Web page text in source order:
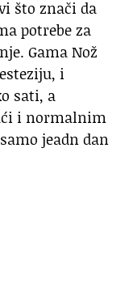
što znači da
potrebe za
Gama Nož
i
sati, a
i normalnim
jeadn dan